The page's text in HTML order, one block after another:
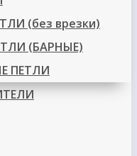
(без врезки)
(БАРНЫЕ)
ПЕТЛИ